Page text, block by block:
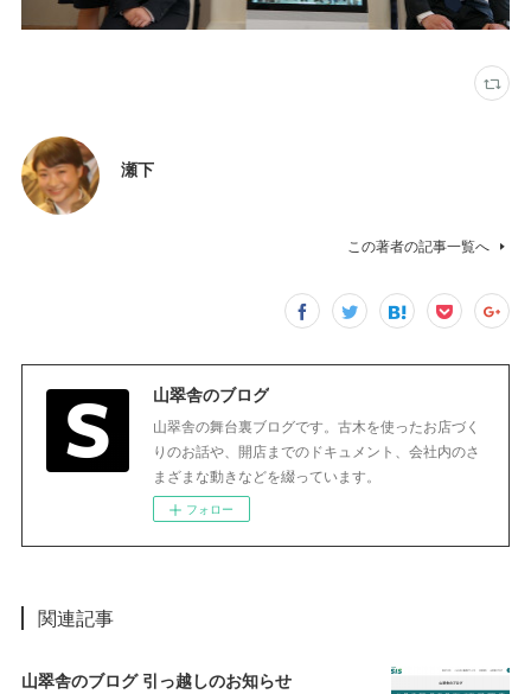
瀬下
この著者の記事一覧へ
山翠舎のブログ
山翠舎の舞台裏ブログです。古木を使ったお店づく
りのお話や、開店までのドキュメント、会社内のさ
まざまな動きなどを綴っています。
フォロー
関連記事
山翠舎のブログ 引っ越しのお知らせ